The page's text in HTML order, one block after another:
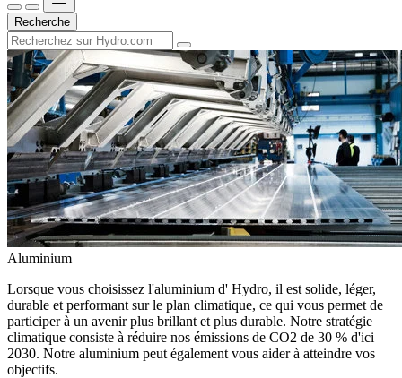
Recherche
Aluminium
Lorsque vous choisissez l'aluminium d' Hydro, il est solide, léger,
durable et performant sur le plan climatique, ce qui vous permet de
participer à un avenir plus brillant et plus durable. Notre stratégie
climatique consiste à réduire nos émissions de CO2 de 30 % d'ici
2030. Notre aluminium peut également vous aider à atteindre vos
objectifs.